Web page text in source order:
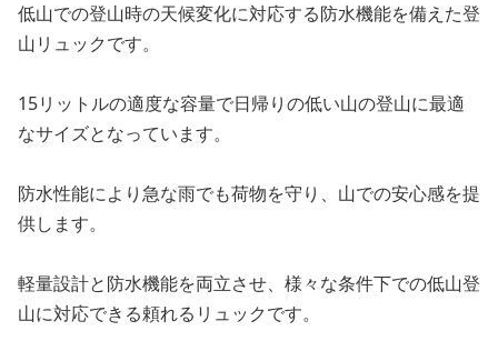
低山での登山時の天候変化に対応する防水機能を備えた登
山リュックです。
15リットルの適度な容量で日帰りの低い山の登山に最適
なサイズとなっています。
防水性能により急な雨でも荷物を守り、山での安心感を提
供します。
軽量設計と防水機能を両立させ、様々な条件下での低山登
山に対応できる頼れるリュックです。